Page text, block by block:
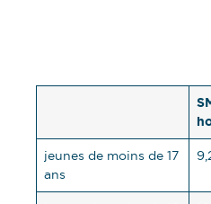
jeunes de moins de 17
ans